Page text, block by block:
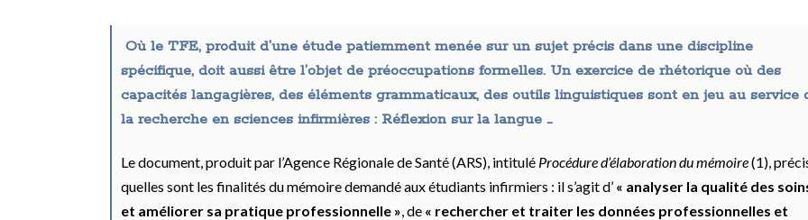
Où le TFE, produit d’une étude patiemment menée sur un sujet précis dans une discipline
spécifique, doit aussi être l’objet de préoccupations formelles. Un exercice de rhétorique où des
capacités langagières, des éléments grammaticaux, des outils linguistiques sont en jeu au service
la recherche en sciences infirmières : Réflexion sur la langue …
Le document, produit par l’Agence Régionale de Santé (ARS), intitulé Procédure d’élaboration du mémoire(1),
quelles sont les finalités du mémoire demandé aux étudiants infirmiers : il s’agit d’ « analyser la qualité des
et améliorer sa pratique professionnelle », de « rechercher et traiter les données professionnelles et